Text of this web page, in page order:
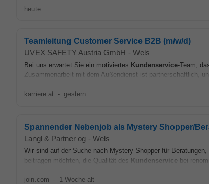
heute
Teamleitung Customer Service B2B (m/w/d)
UVEX SAFETY Austria GmbH - Wels
Bei uns erwartet Sie ein motiviertes Kundenservice-Team,
Zusammenarbeit mit dem Außendienst ist partnerschaftlich,
karriere.at - gestern
Spannender Nebenjob als Mystery Shopper/
Langl & Partner og - Wels
Wir sind auf der Suche nach Mystery Shopper für
beitragen möchten, die Qualität des Kundenservice bei
join.com - 1 Woche alt